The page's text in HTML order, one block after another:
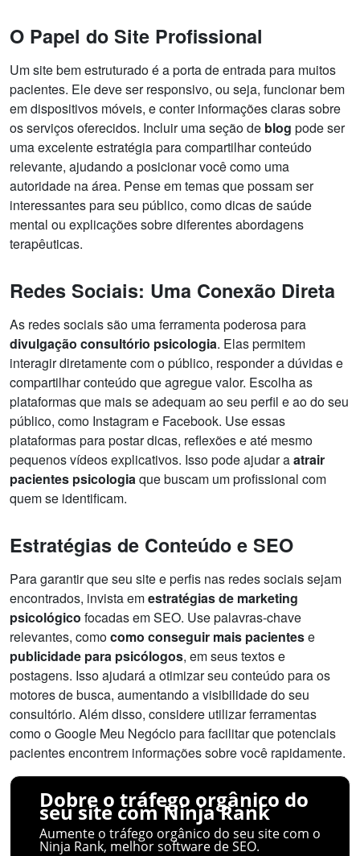
O Papel do Site Profissional
Um site bem estruturado é a porta de entrada para muitos
pacientes. Ele deve ser responsivo, ou seja, funcionar bem
em dispositivos móveis, e conter informações claras sobre
os serviços oferecidos. Incluir uma seção de blog pode ser
uma excelente estratégia para compartilhar conteúdo
relevante, ajudando a posicionar você como uma
autoridade na área. Pense em temas que possam ser
interessantes para seu público, como dicas de saúde
mental ou explicações sobre diferentes abordagens
terapêuticas.
Redes Sociais: Uma Conexão Direta
As redes sociais são uma ferramenta poderosa para
divulgação consultório psicologia. Elas permitem
interagir diretamente com o público, responder a dúvidas e
compartilhar conteúdo que agregue valor. Escolha as
plataformas que mais se adequam ao seu perfil e ao do seu
público, como Instagram e Facebook. Use essas
plataformas para postar dicas, reflexões e até mesmo
pequenos vídeos explicativos. Isso pode ajudar aatrair
pacientes psicologiaque buscam um profissional com
quem se identificam.
Estratégias de Conteúdo e SEO
Para garantir que seu site e perfis nas redes sociais sejam
encontrados, invista emestratégias de marketing
psicológico focadas em SEO. Use palavras-chave
relevantes, comocomo conseguir mais pacientese
publicidade para psicólogos, em seus textos e
postagens. Isso ajudará a otimizar seu conteúdo para os
motores de busca, aumentando a visibilidade do seu
consultório. Além disso, considere utilizar ferramentas
como o Google Meu Negócio para facilitar que potenciais
pacientes encontrem informações sobre você rapidamente.
Dobre o tráfego orgânico do
seu site com Ninja Rank
Aumente o tráfego orgânico do seu site com o
Ninja Rank, melhor software de SEO.